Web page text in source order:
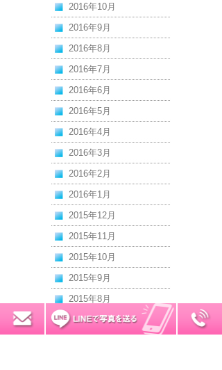
2016年10月
2016年9月
2016年8月
2016年7月
2016年6月
2016年5月
2016年4月
2016年3月
2016年2月
2016年1月
2015年12月
2015年11月
2015年10月
2015年9月
2015年8月
2015年7月
無料お見積り 0120-7034-32